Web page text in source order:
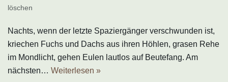
löschen
Nachts, wenn der letzte Spaziergänger verschwunden ist,
kriechen Fuchs und Dachs aus ihren Höhlen, grasen Rehe
im Mondlicht, gehen Eulen lautlos auf Beutefang. Am
nächsten… Weiterlesen »